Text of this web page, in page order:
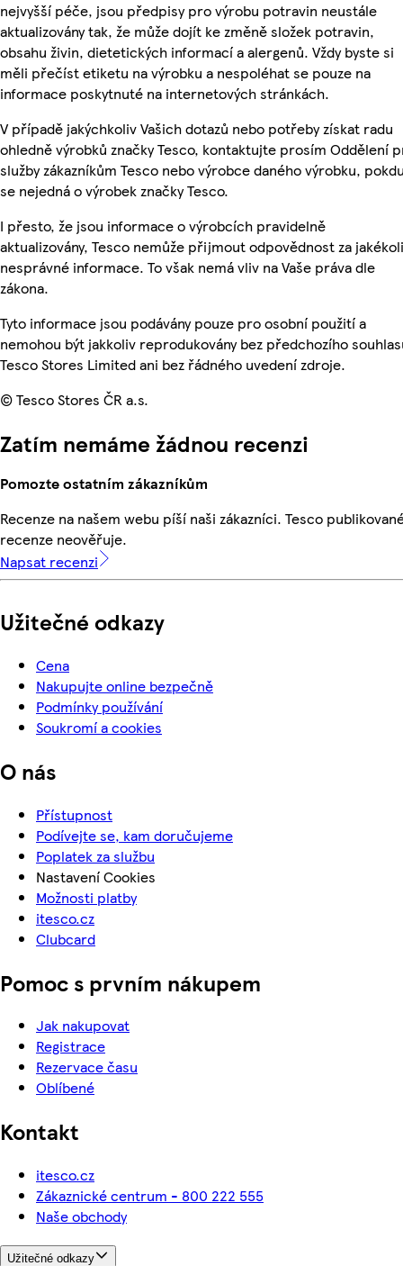
nejvyšší péče, jsou předpisy pro výrobu potravin neustále
aktualizovány tak, že může dojít ke změně složek potravin,
obsahu živin, dietetických informací a alergenů. Vždy byste si
měli přečíst etiketu na výrobku a nespoléhat se pouze na
informace poskytnuté na internetových stránkách.
V případě jakýchkoliv Vašich dotazů nebo potřeby získat radu
ohledně výrobků značky Tesco, kontaktujte prosím Oddělení
služby zákazníkům Tesco nebo výrobce daného výrobku,
se nejedná o výrobek značky Tesco.
I přesto, že jsou informace o výrobcích pravidelně
aktualizovány, Tesco nemůže přijmout odpovědnost za
nesprávné informace. To však nemá vliv na Vaše práva dle
zákona.
Tyto informace jsou podávány pouze pro osobní použití a
nemohou být jakkoliv reprodukovány bez předchozího
Tesco Stores Limited ani bez řádného uvedení zdroje.
© Tesco Stores ČR a.s.
Zatím nemáme žádnou recenzi
Pomozte ostatním zákazníkům
Recenze na našem webu píší naši zákazníci. Tesco
recenze neověřuje.
Napsat recenzi
Užitečné odkazy
Cena
Nakupujte online bezpečně
Podmínky používání
Soukromí a cookies
O nás
Přístupnost
Podívejte se, kam doručujeme
Poplatek za službu
Nastavení Cookies
Možnosti platby
itesco.cz
Clubcard
Pomoc s prvním nákupem
Jak nakupovat
Registrace
Rezervace času
Oblíbené
Kontakt
itesco.cz
Zákaznické centrum - 800 222 555
Naše obchody
Užitečné odkazy